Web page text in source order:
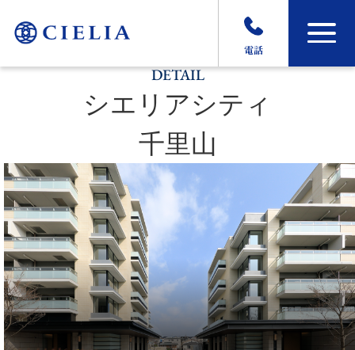
電話
DETAIL
シエリアシティ
千里山